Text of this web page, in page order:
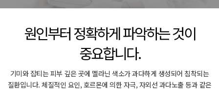
원인부터 정확하게 파악하는 것이
중요합니다.
기미와 잡티는 피부 깊은 곳에 멜라닌 색소가 과다하게 생성되어 침착되는
질환입니다. 체질적인 요인, 호르몬에 의한 자극, 자외선 과다노출 등과 같은